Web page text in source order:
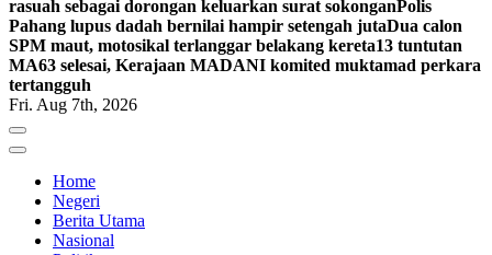
rasuah sebagai dorongan keluarkan surat sokonganPolis
Pahang lupus dadah bernilai hampir setengah jutaDua calon
SPM maut, motosikal terlanggar belakang kereta13 tuntutan
MA63 selesai, Kerajaan MADANI komited muktamad perkara
tertangguh
Fri. Aug 7th, 2026
Home
Negeri
Berita Utama
Nasional